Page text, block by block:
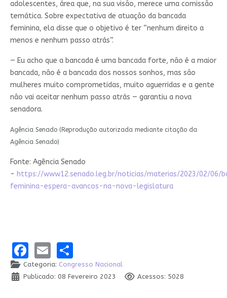
adolescentes, área que, na sua visão, merece uma comissão
temática. Sobre expectativa de atuação da bancada
feminina, ela disse que o objetivo é ter “nenhum direito a
menos e nenhum passo atrás”.
— Eu acho que a bancada é uma bancada forte, não é a maior
bancada, não é a bancada dos nossos sonhos, mas são
mulheres muito comprometidas, muito aguerridas e a gente
não vai aceitar nenhum passo atrás — garantiu a nova
senadora.
Agência Senado (Reprodução autorizada mediante citação da
Agência Senado)
Fonte: Agência Senado
- https://www12.senado.leg.br/noticias/materias/2023/02/06/
feminina-espera-avancos-na-nova-legislatura
Facebook
EmailShare
Categoria: Congresso Nacional
Publicado: 08 Fevereiro 2023
Acessos: 5028